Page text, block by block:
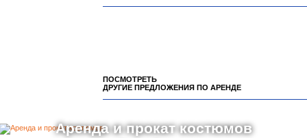
ПОСМОТРЕТЬ
ДРУГИЕ ПРЕДЛОЖЕНИЯ ПО АРЕНДЕ
Аренда и прокат костюмов